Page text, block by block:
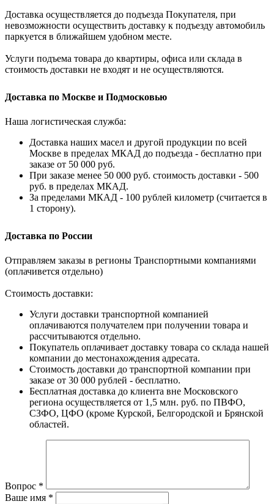
Доставка осуществляется до подъезда Покупателя, при
невозможности осуществить доставку к подъезду автомобиль
паркуется в ближайшем удобном месте.
Услуги подъема товара до квартиры, офиса или склада в
стоимость доставки не входят и не осуществляются.
Доставка по Москве и Подмосковью
Наша логистическая служба:
Доставка наших масел и другой продукции по всей
Москве в пределах МКАД до подъезда - бесплатно при
заказе от 50 000 руб.
При заказе менее 50 000 руб. стоимость доставки - 500
руб. в пределах МКАД.
За пределами МКАД - 100 рублей километр (считается в
1 сторону).
Доставка по России
Отправляем заказы в регионы Транспортными компаниями
(оплачивется отдельно)
Стоимость доставки:
Услуги доставки транспортной компанией
оплачиваются получателем при получении товара и
рассчитываются отдельно.
Покупатель оплачивает доставку товара со склада нашей
компании до местонахождения адресата.
Стоимость доставки до транспортной компании при
заказе от 30 000 рублей - бесплатно.
Бесплатная доставка до клиента вне Московского
региона осуществляется от 1,5 млн. руб. по ПВФО,
СЗФО, ЦФО (кроме Курской, Белгородской и Брянской
областей.
Вопрос *
Ваше имя *